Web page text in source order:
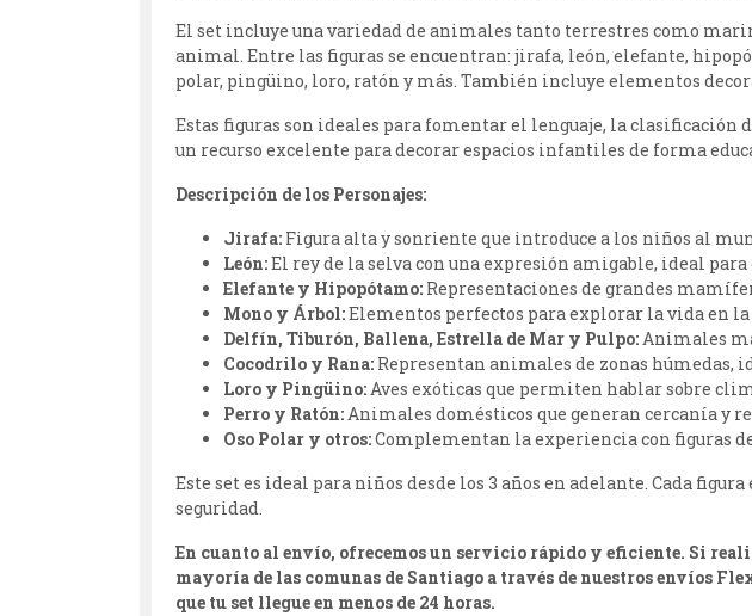
El set incluye una variedad de animales tanto terrestres como
animal. Entre las figuras se encuentran: jirafa, león, elefante,
polar, pingüino, loro, ratón y más. También incluye elementos
Estas figuras son ideales para fomentar el lenguaje, la clasificación
un recurso excelente para decorar espacios infantiles de forma
Descripción de los Personajes:
Jirafa: Figura alta y sonriente que introduce a los niños al
León:El rey de la selva con una expresión amigable, ideal
Elefante y Hipopótamo: Representaciones de grandes
Mono y Árbol:Elementos perfectos para explorar la vida en la
Delfín, Tiburón, Ballena, Estrella de Mar y Pulpo:Animales
Cocodrilo y Rana: Representan animales de zonas húmedas,
Loro y Pingüino:Aves exóticas que permiten hablar sobre
Perro y Ratón:Animales domésticos que generan cercanía y
Oso Polar y otros:Complementan la experiencia con figuras
Este set es ideal para niños desde los 3 años en adelante. Cada
seguridad.
En cuanto al envío, ofrecemos un servicio rápido y eficiente. Si
mayoría de las comunas de Santiago a través de nuestros envíos
que tu set llegue en menos de 24 horas.